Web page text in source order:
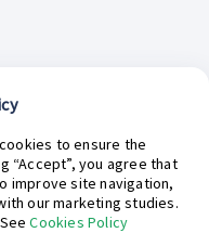
podemos ayudarte hoy?
to ensure the
“Accept”, you agree that
improve site navigation,
our marketing studies.
Cookies Policy